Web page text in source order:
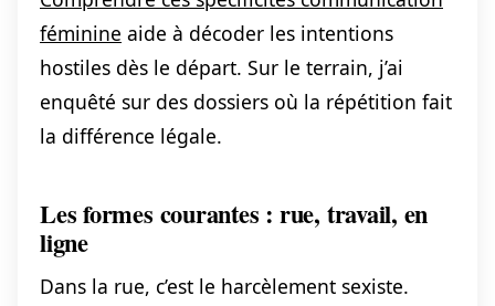
féminine aide à décoder les intentions
hostiles dès le départ. Sur le terrain, j’ai
enquêté sur des dossiers où la répétition fait
la différence légale.
Les formes courantes : rue, travail, en
ligne
Dans la rue, c’est le harcèlement sexiste.